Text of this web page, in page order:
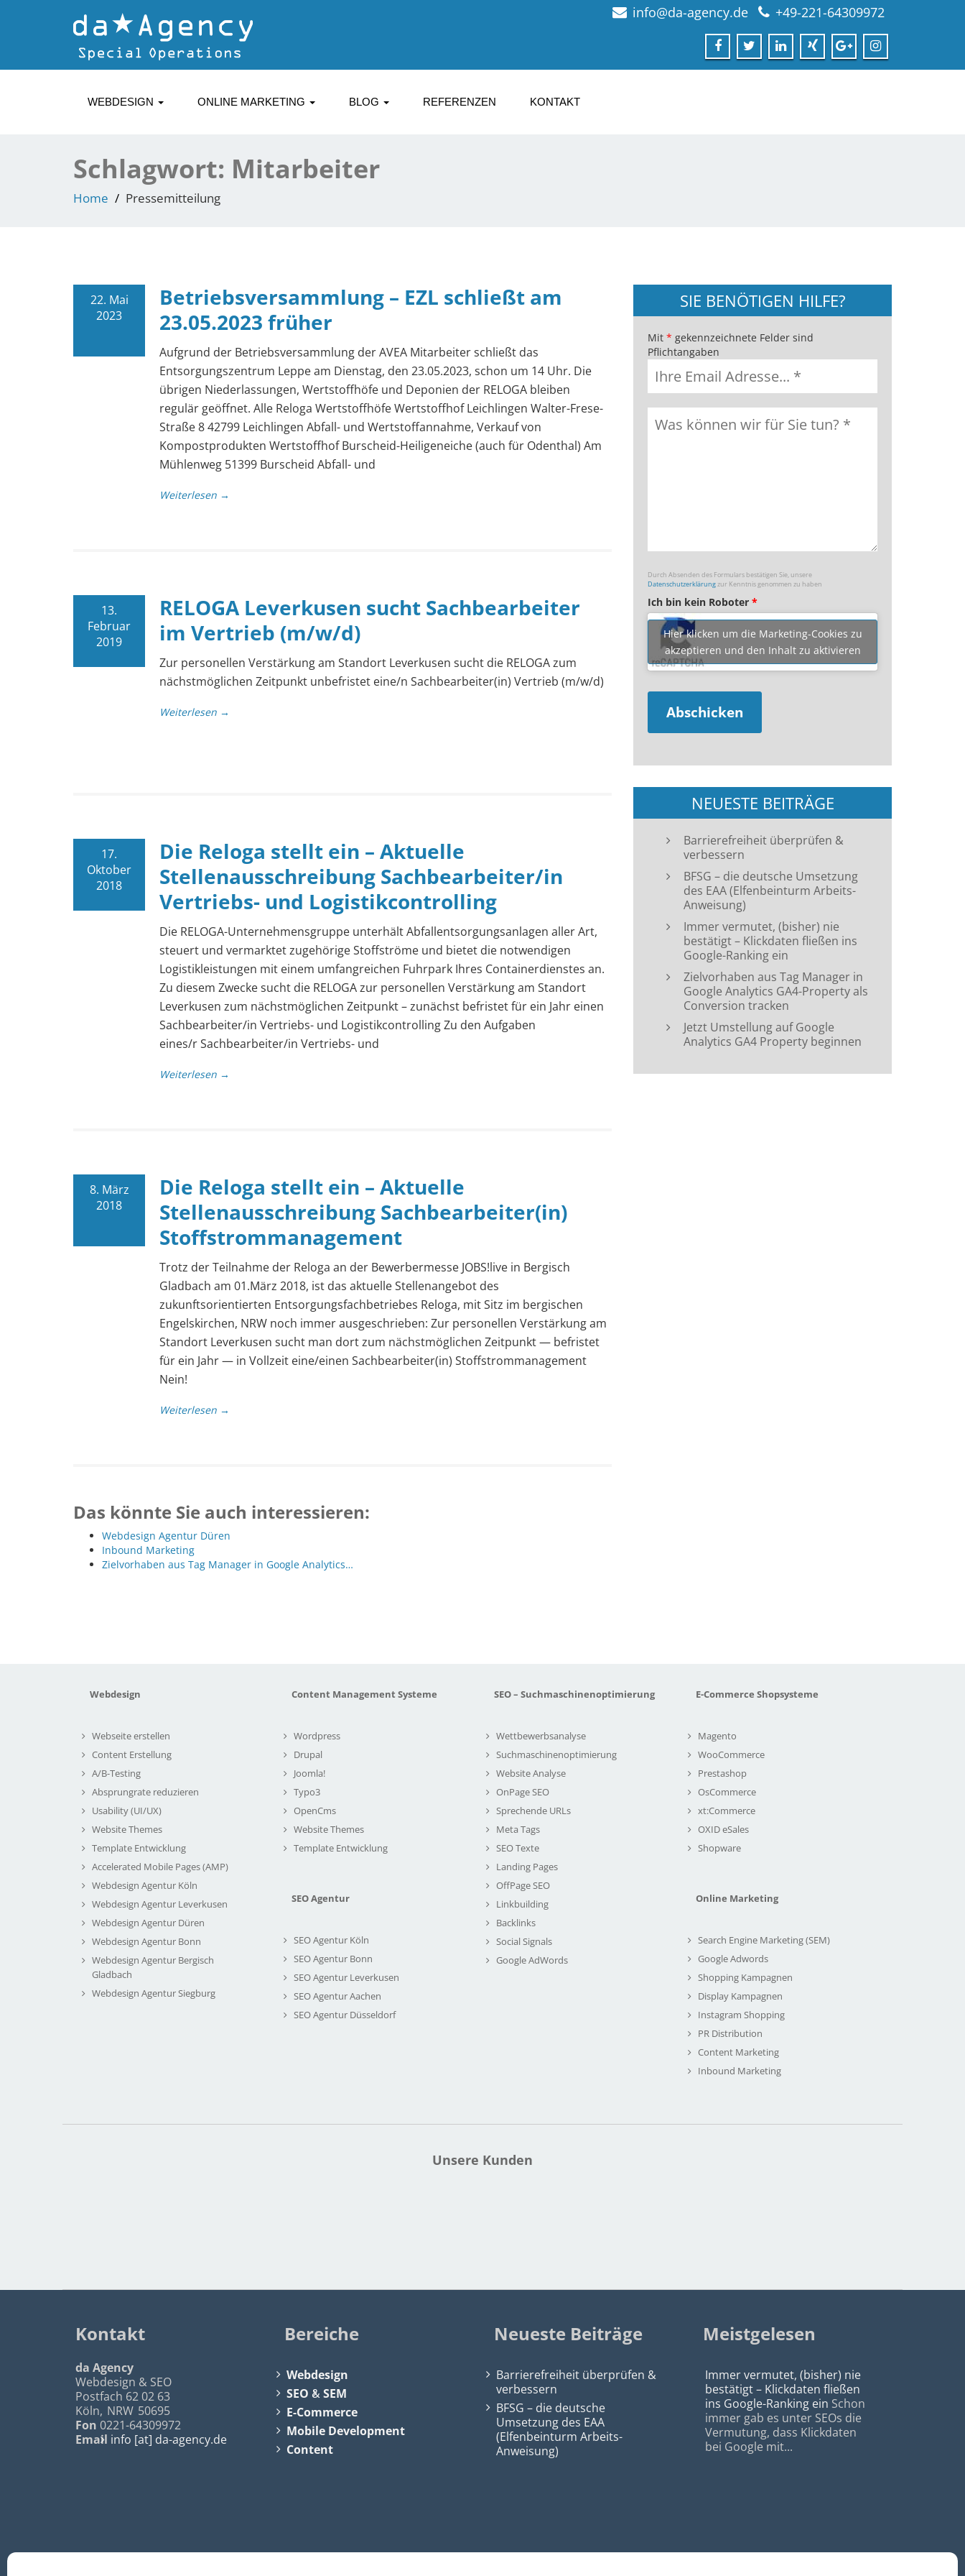
info@da-agency.de +49-221-64309972
WEBDESIGN ONLINE MARKETING BLOG REFERENZEN KONTAKT
Schlagwort: Mitarbeiter
Home Pressemitteilung
22. Mai
2023
Betriebsversammlung – EZL schließt am
23.05.2023 früher
Aufgrund der Betriebsversammlung der AVEA Mitarbeiter schließt das
Entsorgungszentrum Leppe am Dienstag, den 23.05.2023, schon um 14 Uhr. Die
übrigen Niederlassungen, Wertstoffhöfe und Deponien der RELOGA bleiben
regulär geöffnet. Alle Reloga Wertstoffhöfe Wertstoffhof Leichlingen Walter-Frese-
Straße 8 42799 Leichlingen Abfall- und Wertstoffannahme, Verkauf von
Kompostprodukten Wertstoffhof Burscheid-Heiligeneiche (auch für Odenthal) Am
Mühlenweg 51399 Burscheid Abfall- und
Weiterlesen →
13.
Februar
2019
RELOGA Leverkusen sucht Sachbearbeiter
im Vertrieb (m/w/d)
Zur personellen Verstärkung am Standort Leverkusen sucht die RELOGA zum
nächstmöglichen Zeitpunkt unbefristet eine/n Sachbearbeiter(in) Vertrieb (m/w/d)
Weiterlesen →
17.
Oktober
2018
Die Reloga stellt ein – Aktuelle
Stellenausschreibung Sachbearbeiter/in
Vertriebs- und Logistikcontrolling
Die RELOGA-Unternehmensgruppe unterhält Abfallentsorgungsanlagen aller Art,
steuert und vermarktet zugehörige Stoffströme und bietet die notwendigen
Logistikleistungen mit einem umfangreichen Fuhrpark Ihres Containerdienstes an.
Zu diesem Zwecke sucht die RELOGA zur personellen Verstärkung am Standort
Leverkusen zum nächstmöglichen Zeitpunkt – zunächst befristet für ein Jahr einen
Sachbearbeiter/in Vertriebs- und Logistikcontrolling Zu den Aufgaben
eines/r Sachbearbeiter/in Vertriebs- und
Weiterlesen →
8. März
2018
Die Reloga stellt ein – Aktuelle
Stellenausschreibung Sachbearbeiter(in)
Stoffstrommanagement
Trotz der Teilnahme der Reloga an der Bewerbermesse JOBS!live in Bergisch
Gladbach am 01.März 2018, ist das aktuelle Stellenangebot des
zukunftsorientierten Entsorgungsfachbetriebes Reloga, mit Sitz im bergischen
Engelskirchen, NRW noch immer ausgeschrieben: Zur personellen Verstärkung am
Standort Leverkusen sucht man dort zum nächstmöglichen Zeitpunkt — befristet
für ein Jahr — in Vollzeit eine/einen Sachbearbeiter(in) Stoffstrommanagement
Nein!
Weiterlesen →
Das könnte Sie auch interessieren:
Webdesign Agentur Düren
Inbound Marketing
Zielvorhaben aus Tag Manager in Google Analytics…
SIE BENÖTIGEN HILFE?
Mit * gekennzeichnete Felder sind
Pflichtangaben
Durch Absenden des Formulars bestätigen Sie, unsere
Datenschutzerklärungzur Kenntnis genommen zu haben
Ich bin kein Roboter *
Hier klicken um die Marketing-Cookies zu
akzeptieren und den Inhalt zu aktivieren
NEUESTE BEITRÄGE
Barrierefreiheit überprüfen &
verbessern
BFSG – die deutsche Umsetzung
des EAA (Elfenbeinturm Arbeits-
Anweisung)
Immer vermutet, (bisher) nie
bestätigt – Klickdaten fließen ins
Google-Ranking ein
Zielvorhaben aus Tag Manager in
Google Analytics GA4-Property als
Conversion tracken
Jetzt Umstellung auf Google
Analytics GA4 Property beginnen
Webdesign
Webseite erstellen
Content Erstellung
A/B-Testing
Absprungrate reduzieren
Usability (UI/UX)
Website Themes
Template Entwicklung
Accelerated Mobile Pages (AMP)
Webdesign Agentur Köln
Webdesign Agentur Leverkusen
Webdesign Agentur Düren
Webdesign Agentur Bonn
Webdesign Agentur Bergisch
Gladbach
Webdesign Agentur Siegburg
Content Management Systeme
Wordpress
Drupal
Joomla!
Typo3
OpenCms
Website Themes
Template Entwicklung
SEO Agentur
SEO Agentur Köln
SEO Agentur Bonn
SEO Agentur Leverkusen
SEO Agentur Aachen
SEO Agentur Düsseldorf
SEO – Suchmaschinenoptimierung
Wettbewerbsanalyse
Suchmaschinenoptimierung
Website Analyse
OnPage SEO
Sprechende URLs
Meta Tags
SEO Texte
Landing Pages
OffPage SEO
Linkbuilding
Backlinks
Social Signals
Google AdWords
E-Commerce Shopsysteme
Magento
WooCommerce
Prestashop
OsCommerce
xt:Commerce
OXID eSales
Shopware
Online Marketing
Search Engine Marketing (SEM)
Google Adwords
Shopping Kampagnen
Display Kampagnen
Instagram Shopping
PR Distribution
Content Marketing
Inbound Marketing
Unsere Kunden
Kontakt
da Agency
Webdesign & SEO
Postfach 62 02 63
Köln, NRW 50695
Fon 0221-64309972
Email info [at] da-agency.de
Bereiche
Webdesign
SEO &SEM
E-Commerce
Mobile Development
Content
Neueste Beiträge
Barrierefreiheit überprüfen &
verbessern
BFSG – die deutsche
Umsetzung des EAA
(Elfenbeinturm Arbeits-
Anweisung)
Meistgelesen
Immer vermutet, (bisher) nie
bestätigt – Klickdaten fließen
ins Google-Ranking ein Schon
immer gab es unter SEOs die
Vermutung, dass Klickdaten
bei Google mit...